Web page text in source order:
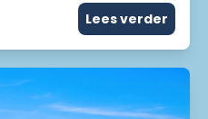
Lees verder